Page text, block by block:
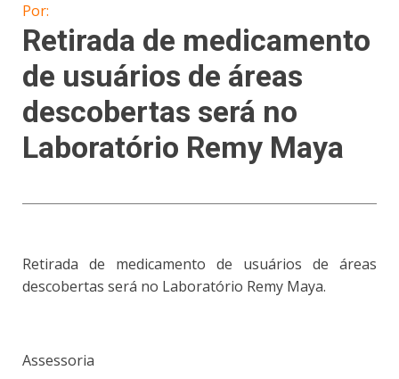
Por:
Retirada de medicamento
de usuários de áreas
descobertas será no
Laboratório Remy Maya
Retirada de medicamento de usuários de áreas
descobertas será no Laboratório Remy Maya.
Assessoria